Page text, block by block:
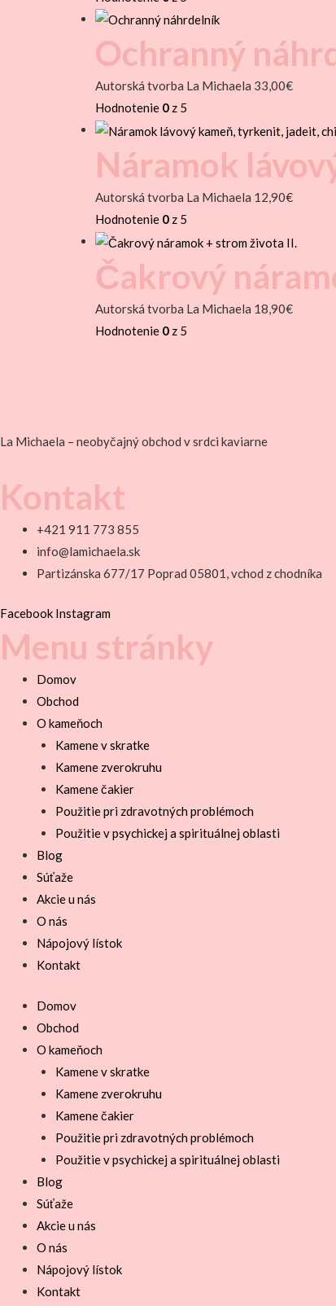
Ochranný
Autorská tvorba La Michaela 33,00€
Hodnotenie 0 z 5
Náramok
Autorská tvorba La Michaela 12,90€
Hodnotenie 0 z 5
Čakrový
Autorská tvorba La Michaela 18,90€
Hodnotenie 0 z 5
La Michaela – neobyčajný obchod v srdci kaviarne
Kontakt
+421 911 773 855
info@lamichaela.sk
Partizánska 677/17 Poprad 05801, vchod z chodníka
Facebook Instagram
Menu stránky
Domov
Obchod
O kameňoch
Kamene v skratke
Kamene zverokruhu
Kamene čakier
Použitie pri zdravotných problémoch
Použitie v psychickej a spirituálnej oblasti
Blog
Súťaže
Akcie u nás
O nás
Nápojový lístok
Kontakt
Domov
Obchod
O kameňoch
Kamene v skratke
Kamene zverokruhu
Kamene čakier
Použitie pri zdravotných problémoch
Použitie v psychickej a spirituálnej oblasti
Blog
Súťaže
Akcie u nás
O nás
Nápojový lístok
Kontakt